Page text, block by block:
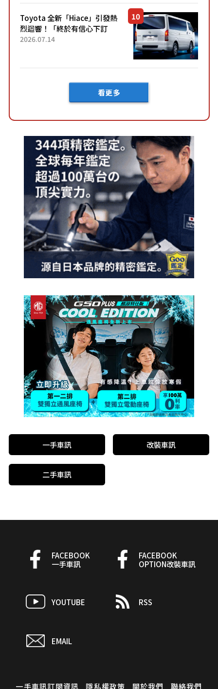
「三...
Toyota 全新「Hiace」引發熱
烈迴響！「終於有信心下訂
了！」「哪個等級交車最
車？...
2026.07.14
看更多
一手車訊 改裝車訊
二手車訊
FACEBOOK
一手車訊
FACEBOOK
OPTION改裝車訊
YOUTUBE RSS
EMAIL
一手車訊訂閱資訊 隱私權政策 關於我們 聯絡我們